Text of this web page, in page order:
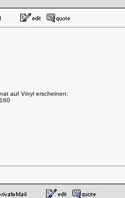
auf Vinyl erscheinen: